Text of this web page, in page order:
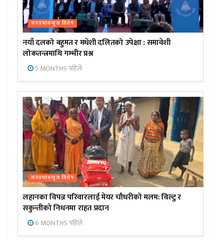
जनप्रभाबन्युज विशेष
नयाँ दलको बहुमत र मधेशी दलितको उपेक्षा : समावेशी
लोकतन्त्रमाथि गम्भीर प्रश्न
5 MONTHS पहिले
जनप्रभाबन्युज विशेष
लहानका विपन्न परिवारलाई मेयर चौधरीको मलम: विल्टु र
सकुन्तीको निधनमा राहत प्रदान
6 MONTHS पहिले